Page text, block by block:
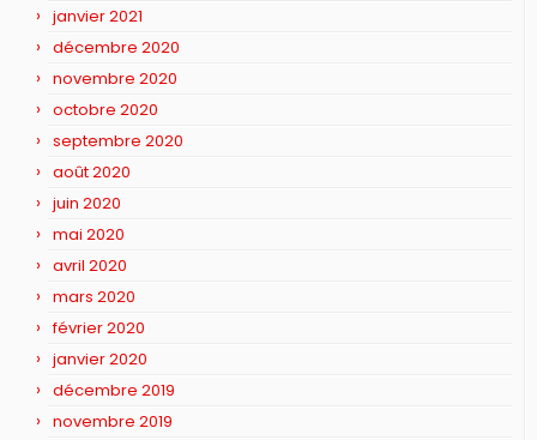
janvier 2021
décembre 2020
novembre 2020
octobre 2020
septembre 2020
août 2020
juin 2020
mai 2020
avril 2020
mars 2020
février 2020
janvier 2020
décembre 2019
novembre 2019